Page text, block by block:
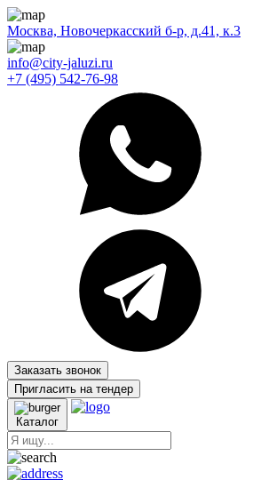
Москва, Новочеркасский б-р, д.41, к.3
info@city-jaluzi.ru
+7 (495) 542-76-98
Заказать звонок
Пригласить на тендер
Каталог